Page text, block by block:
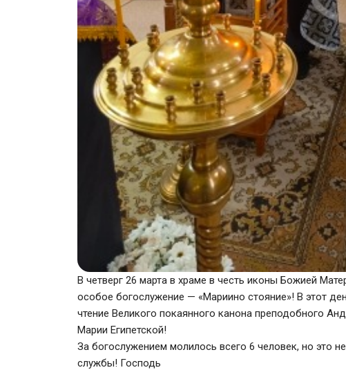
В четверг 26 марта в храме в честь иконы Божией
особое богослужение — «Мариино стояние»! В этот
чтение Великого покаянного канона преподобного
Марии Египетской!
За богослужением молилось всего 6 человек, но это
службы! Господь